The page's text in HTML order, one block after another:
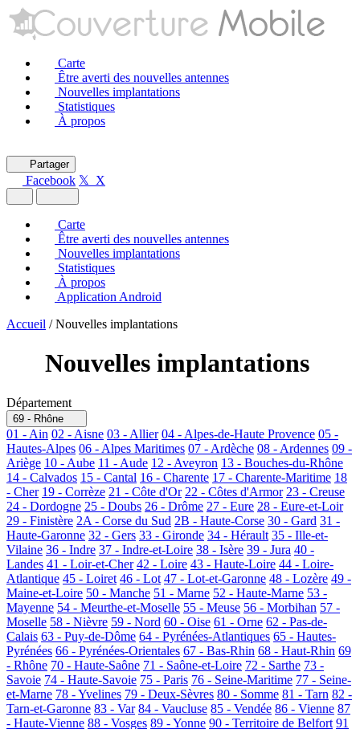
Carte
Être averti des nouvelles antennes
Nouvelles implantations
Statistiques
À propos
Partager
Facebook 𝕏 X
Carte
Être averti des nouvelles antennes
Nouvelles implantations
Statistiques
À propos
Application Android
Accueil / Nouvelles implantations
Nouvelles implantations
Département
69 - Rhône
01 - Ain 02 - Aisne 03 - Allier 04 - Alpes-de-Haute Provence 05 -
Hautes-Alpes 06 - Alpes Maritimes 07 - Ardèche 08 - Ardennes 09 -
Ariège 10 - Aube 11 - Aude 12 - Aveyron 13 - Bouches-du-Rhône
14 - Calvados 15 - Cantal 16 - Charente 17 - Charente-Maritime 18
- Cher 19 - Corrèze 21 - Côte d'Or 22 - Côtes d'Armor 23 - Creuse
24 - Dordogne 25 - Doubs 26 - Drôme 27 - Eure 28 - Eure-et-Loir
29 - Finistère 2A - Corse du Sud 2B - Haute-Corse 30 - Gard 31 -
Haute-Garonne 32 - Gers 33 - Gironde 34 - Hérault 35 - Ille-et-
Vilaine 36 - Indre 37 - Indre-et-Loire 38 - Isère 39 - Jura 40 -
Landes 41 - Loir-et-Cher 42 - Loire 43 - Haute-Loire 44 - Loire-
Atlantique 45 - Loiret 46 - Lot 47 - Lot-et-Garonne 48 - Lozère 49 -
Maine-et-Loire 50 - Manche 51 - Marne 52 - Haute-Marne 53 -
Mayenne 54 - Meurthe-et-Moselle 55 - Meuse 56 - Morbihan 57 -
Moselle 58 - Nièvre 59 - Nord 60 - Oise 61 - Orne 62 - Pas-de-
Calais 63 - Puy-de-Dôme 64 - Pyrénées-Atlantiques 65 - Hautes-
Pyrénées 66 - Pyrénées-Orientales 67 - Bas-Rhin 68 - Haut-Rhin 69
- Rhône 70 - Haute-Saône 71 - Saône-et-Loire 72 - Sarthe 73 -
Savoie 74 - Haute-Savoie 75 - Paris 76 - Seine-Maritime 77 - Seine-
et-Marne 78 - Yvelines 79 - Deux-Sèvres 80 - Somme 81 - Tarn 82 -
Tarn-et-Garonne 83 - Var 84 - Vaucluse 85 - Vendée 86 - Vienne 87
- Haute-Vienne 88 - Vosges 89 - Yonne 90 - Territoire de Belfort 91